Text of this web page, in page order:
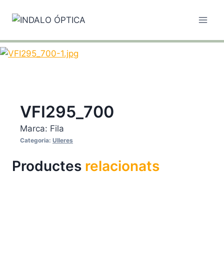
VFI295_700
Marca: Fila
Categoria: Ulleres
Productes relacionats